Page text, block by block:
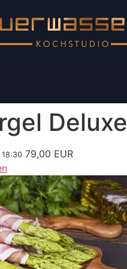
Deluxe
18:30 79,00 EUR